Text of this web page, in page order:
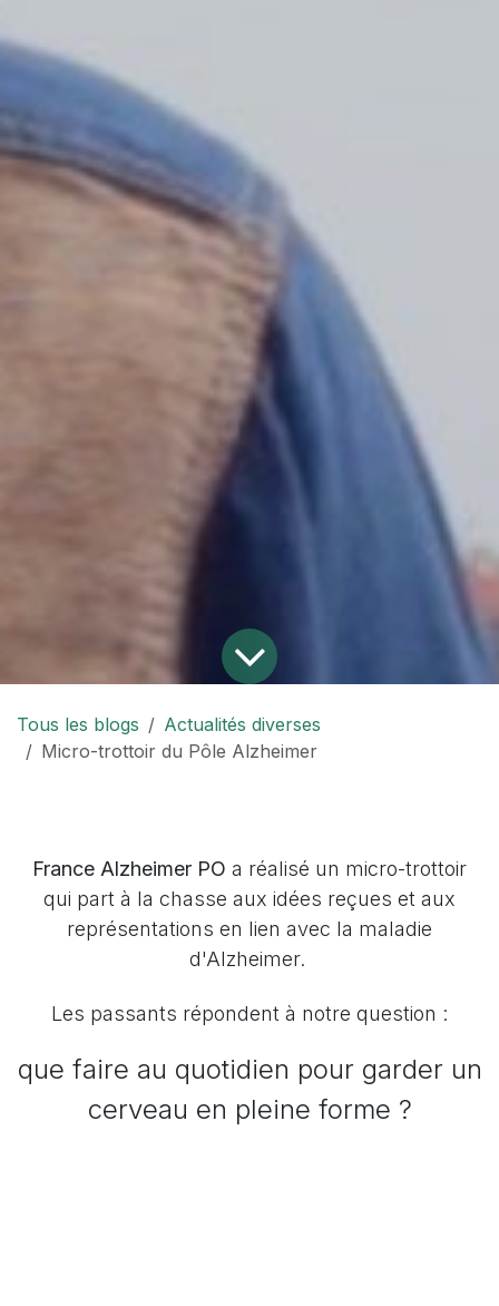
Tous les blogs
Actualités diverses
Micro-trottoir du Pôle Alzheimer
France Alzheimer PO a réalisé un micro-trottoir
qui part à la chasse aux idées reçues et aux
représentations en lien avec la maladie
d'Alzheimer.
Les passants répondent à notre question :
que faire au quotidien pour garder un
cerveau en pleine forme ?